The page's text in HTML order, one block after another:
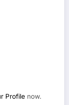
Profile now.